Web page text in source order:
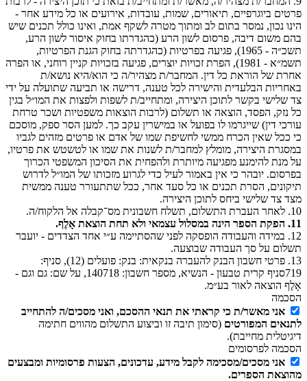
פרטים ביוגרפיים, תיאורים, שמות, עובדות, אירועים או כל מידע אחר -
הינו נכון, נמסר בתום לב ומתוך מטרה לשקף אמת, ואינו כולל תכנים שיש
בהם משום דיבה, פרסום לשון הרע (כהגדרתו בחוק איסור לשון הרע,
תשכ״ה - 1965), פגיעה בפרטיות (כהגדרתה בחוק הגנת הפרטיות,
תשמ״א - 1981), הפרת זכויות יוצרים, פגיעה בזכויות קניין רוחני, או הפרה
אחרת של הוראת כל דין. המחבר/ת מצהיר/ה כי הוא/היא נושא/ת
באחריות הבלעדית והישירה לכל טענה, דרישה או תביעה שתועלה על ידי
צד שלישי בקשר לתוכן היצירה, ומתחייב/ת לשפות ולפצות את המו״ל בגין
כל נזק, הפסד, הוצאה או תשלום (לרבות הוצאות משפטיות ושכר טרחת
עורכי דין) שייגרמו לו בפועל או במישרין עקב כך. למען הסר ספק, מוסכם
כי ככל שאין הכרח ממשי לחשיפת שמו של אדם או פרטים מזהים לגביו
במסגרת היצירה, מומלץ למחבר/ת לשנות את שמו או לטשטש את פרטיו,
על מנת להימנע מפגיעה מיותרת ולהפחית את הסיכון המשפטי הכרוך
בפרסום. יובהר כי אין באמור לעיל כדי לגרוע מזכותו של המו״ל לדרוש
תיקונים, הסרת תכנים או כל סעד אחר, ככל שתתעורר טענה ממשית
מצד צד שלישי ביחס לתוכן היצירה.
10. לאחר העברת התשלום, תשלח חשבונית מס־קבלה אל הלקוח/ה.
11. הפקת הספר הינה במסלול עצמאי ולא תחת הוצאת אָלֶף.
12. במידה והעבודה הופסקה לפני שהסתיימה ע״י אחד הצדדים - יועבר
תשלום על סך העבודה שבוצעה.
‬719סניף קרית טבעון - הנשיא, מספר ‬חשבון: ‭‬140718, על‭ ‬שם‭:‬ גם וגם -
אָלֶף הוצאה לאור בע״מ.
הסכמה
אני מאשר/ת כי קראתי את תנאי ההסכם, ואני מסכים/ה להתחייב
לתנאים המפורטים (סימון תיבה זו וביצוע התשלום מהווים חתימה
דיגיטלית מחייבת).
הסכמה לפרסומים
אני מסכים/מסכימה לקבל מידע, עדכונים, הצעות פרסומיות ומבצעים
מהוצאת הספרים.